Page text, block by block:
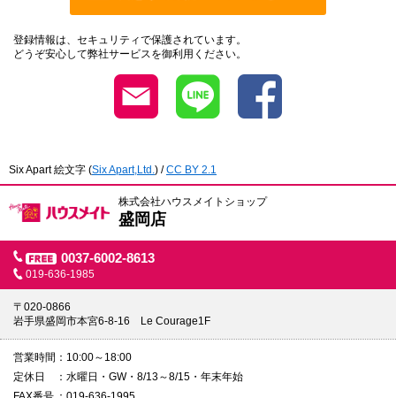
登録情報は、セキュリティで保護されています。
どうぞ安心して弊社サービスを御利用ください。
Six Apart 絵文字 (Six Apart,Ltd.) /CC BY 2.1
株式会社ハウスメイトショップ
盛岡店
0037-6002-8613
019-636-1985
〒020-0866
岩手県盛岡市本宮6-8-16 Le Courage1F
営業時間
10:00～18:00
定休日
水曜日・GW・8/13～8/15・年末年始